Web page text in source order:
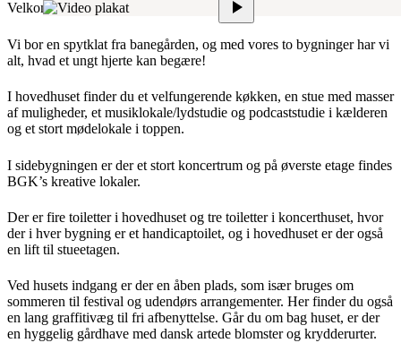
Velkommen til Værket!
Vi bor en spytklat fra banegården, og med vores to bygninger har vi
alt, hvad et ungt hjerte kan begære!
I hovedhuset finder du et velfungerende køkken, en stue med masser
af muligheder, et musiklokale/lydstudie og podcaststudie i kælderen
og et stort mødelokale i toppen.
I sidebygningen er der et stort koncertrum og på øverste etage findes
BGK’s kreative lokaler.
Der er fire toiletter i hovedhuset og tre toiletter i koncerthuset, hvor
der i hver bygning er et handicaptoilet, og i hovedhuset er der også
en lift til stueetagen.
Ved husets indgang er der en åben plads, som især bruges om
sommeren til festival og udendørs arrangementer. Her finder du også
en lang graffitivæg til fri afbenyttelse. Går du om bag huset, er der
en hyggelig gårdhave med dansk artede blomster og krydderurter.